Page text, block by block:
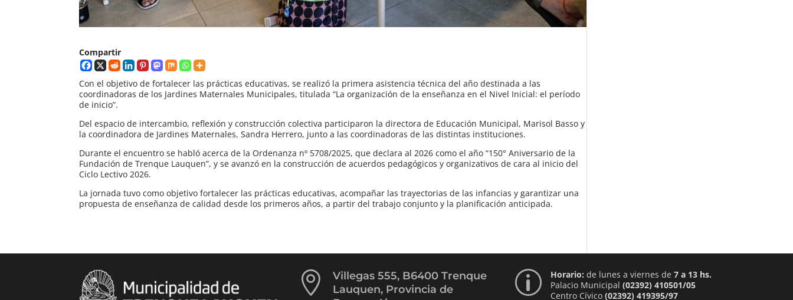
Compartir
Con el objetivo de fortalecer las prácticas educativas, se realizó la primera asistencia técnica del año destinada a las
coordinadoras de los Jardines Maternales Municipales, titulada “La organización de la enseñanza en el Nivel Inicial: el período
de inicio”.
Del espacio de intercambio, reflexión y construcción colectiva participaron la directora de Educación Municipal, Marisol Basso y
la coordinadora de Jardines Maternales, Sandra Herrero, junto a las coordinadoras de las distintas instituciones.
Durante el encuentro se habló acerca de la Ordenanza nº 5708/2025, que declara al 2026 como el año “150° Aniversario de la
Fundación de Trenque Lauquen”, y se avanzó en la construcción de acuerdos pedagógicos y organizativos de cara al inicio del
Ciclo Lectivo 2026.
La jornada tuvo como objetivo fortalecer las prácticas educativas, acompañar las trayectorias de las infancias y garantizar una
propuesta de enseñanza de calidad desde los primeros años, a partir del trabajo conjunto y la planificación anticipada.

Villegas 555, B6400 Trenque
Lauquen, Provincia de
p Horario: de lunes a viernes de 7 a 13 hs.
Palacio Municipal (02392) 410501/05
Centro Cívico (02392) 419395/97